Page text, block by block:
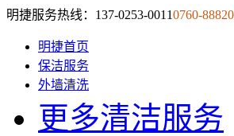
明捷服务热线： 137-0253-00110760-
明捷首页
保洁服务
外墙清洗
更多清洁服务